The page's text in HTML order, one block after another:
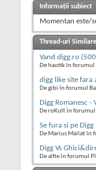
Informații subiect
Momentan este/
Thread-uri Similare
Vand digg.ro
De haotik în forumul
digg like site fara
De gibi în forumul
Digg Romanesc -
De roKult în forumul
Se fura si pe Digg
De Marius Mailat în
Digg Vs
De alfie în forumul